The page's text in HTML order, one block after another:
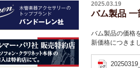
2025.03.19
バム製品
バム製品の価格
新価格につきま